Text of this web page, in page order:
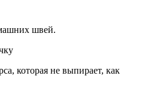
швей.
которая не выпирает, как